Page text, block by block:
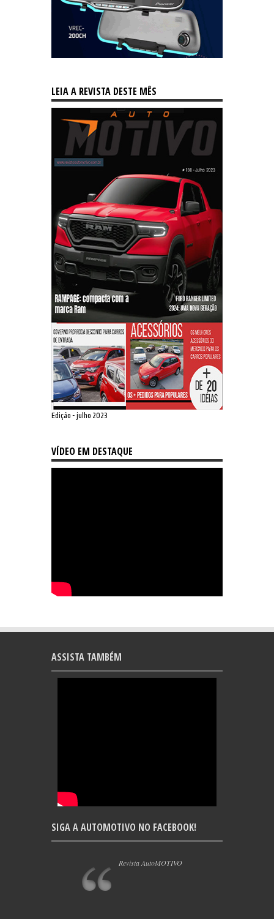
LEIA A REVISTA DESTE MÊS
Edição - julho 2023
VÍDEO EM DESTAQUE
ASSISTA TAMBÉM
SIGA A AUTOMOTIVO NO FACEBOOK!
Revista AutoMOTIVO